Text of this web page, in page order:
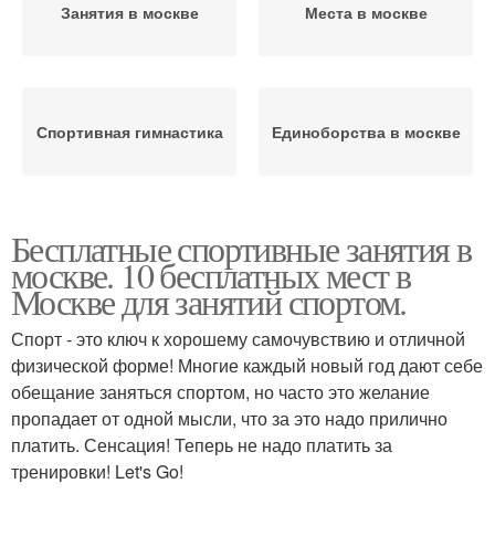
Занятия в москве Места в москве
Спортивная гимнастика Единоборства в москве
Бесплатные спортивные занятия в
москве. 10 бесплатных мест в
Москве для занятий спортом.
Спорт - это ключ к хорошему самочувствию и отличной
физической форме! Многие каждый новый год дают себе
обещание заняться спортом, но часто это желание
пропадает от одной мысли, что за это надо прилично
платить. Сенсация! Теперь не надо платить за
тренировки! Let's Go!